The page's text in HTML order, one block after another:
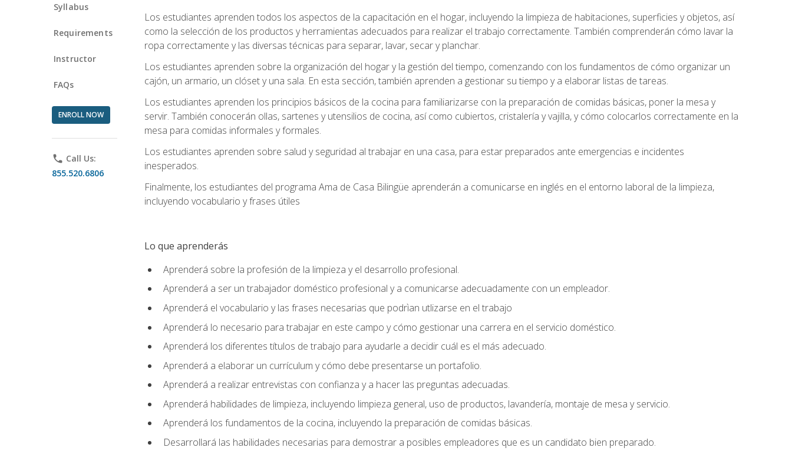
Syllabus
Requirements
Instructor
FAQs
ENROLL NOW
phone Call Us:
855.520.6806
Los estudiantes aprenden todos los aspectos de la capacitación en el hogar, incluyendo la limpieza de habitaciones, superficies y objetos, así
como la selección de los productos y herramientas adecuados para realizar el trabajo correctamente. También comprenderán cómo lavar la
ropa correctamente y las diversas técnicas para separar, lavar, secar y planchar.
Los estudiantes aprenden sobre la organización del hogar y la gestión del tiempo, comenzando con los fundamentos de cómo organizar un
cajón, un armario, un clóset y una sala. En esta sección, también aprenden a gestionar su tiempo y a elaborar listas de tareas.
Los estudiantes aprenden los principios básicos de la cocina para familiarizarse con la preparación de comidas básicas, poner la mesa y
servir. También conocerán ollas, sartenes y utensilios de cocina, así como cubiertos, cristalería y vajilla, y cómo colocarlos correctamente en la
mesa para comidas informales y formales.
Los estudiantes aprenden sobre salud y seguridad al trabajar en una casa, para estar preparados ante emergencias e incidentes
inesperados.
Finalmente, los estudiantes del programa Ama de Casa Bilingüe aprenderán a comunicarse en inglés en el entorno laboral de la limpieza,
incluyendo vocabulario y frases útiles
Lo que aprenderás
Aprenderá sobre la profesión de la limpieza y el desarrollo profesional.
Aprenderá a ser un trabajador doméstico profesional y a comunicarse adecuadamente con un empleador.
Aprenderá el vocabulario y las frases necesarias que podrìan utlizarse en el trabajo
Aprenderá lo necesario para trabajar en este campo y cómo gestionar una carrera en el servicio doméstico.
Aprenderá los diferentes títulos de trabajo para ayudarle a decidir cuál es el más adecuado.
Aprenderá a elaborar un currículum y cómo debe presentarse un portafolio.
Aprenderá a realizar entrevistas con confianza y a hacer las preguntas adecuadas.
Aprenderá habilidades de limpieza, incluyendo limpieza general, uso de productos, lavandería, montaje de mesa y servicio.
Aprenderá los fundamentos de la cocina, incluyendo la preparación de comidas básicas.
Desarrollará las habilidades necesarias para demostrar a posibles empleadores que es un candidato bien preparado.